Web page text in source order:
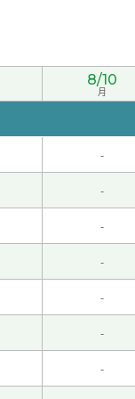
願いしまっす。
常感谢你的评价^^
8/10
月
-
-
-
-
-
-
-